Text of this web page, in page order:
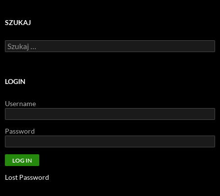
SZUKAJ
Szukaj:
LOGIN
Username
Password
Lost Password